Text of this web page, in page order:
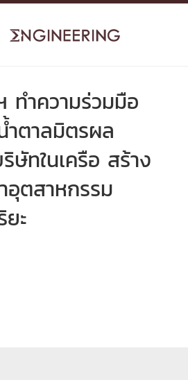
ทำความร่วมมือ
ตาลมิตรผล
ษัทในเครือ สร้าง
อุตสาหกรรม
ะ